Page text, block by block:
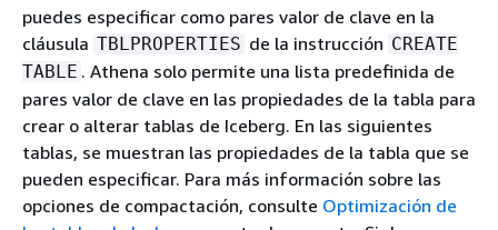
puedes especificar como pares valor de clave en la
cláusula TBLPROPERTIES de la instrucción CREATE
TABLE . Athena solo permite una lista predefinida de
pares valor de clave en las propiedades de la tabla para
crear o alterar tablas de Iceberg. En las siguientes
tablas, se muestran las propiedades de la tabla que se
pueden especificar. Para más información sobre las
opciones de compactación, consulte Optimización de